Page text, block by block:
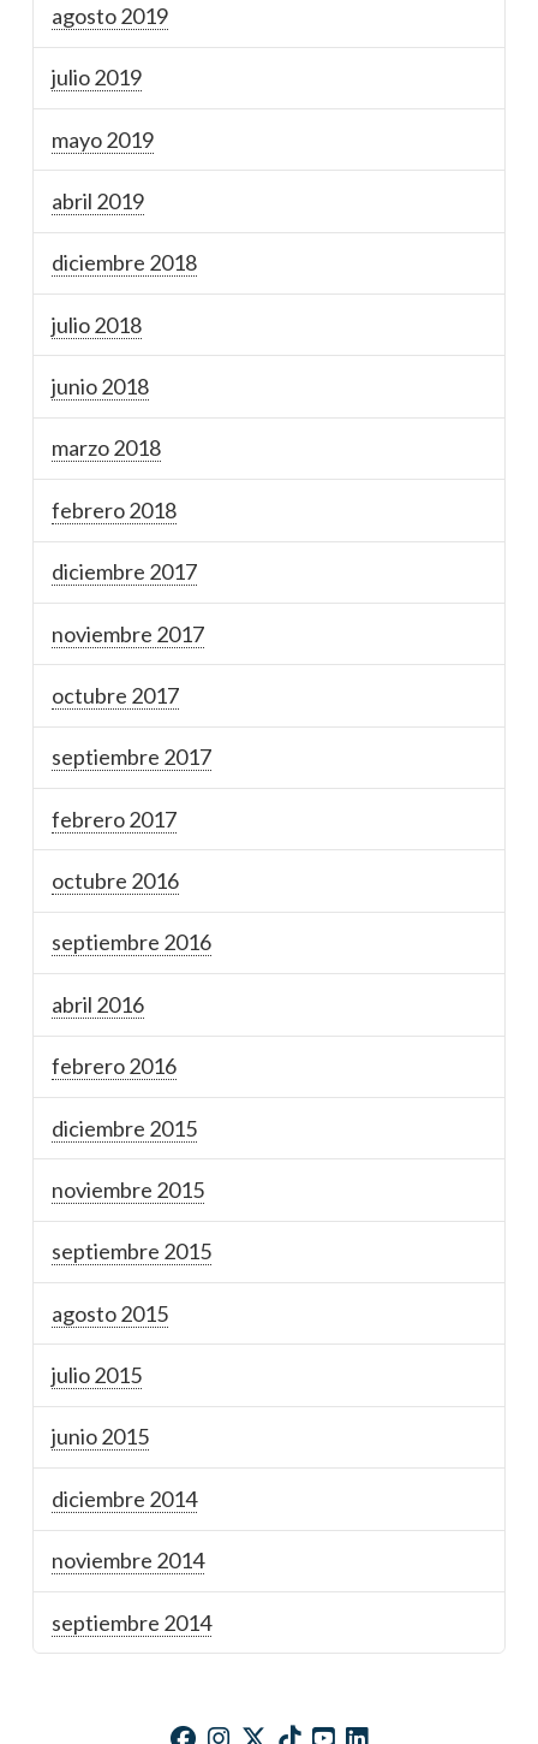
agosto 2019
julio 2019
mayo 2019
abril 2019
diciembre 2018
julio 2018
junio 2018
marzo 2018
febrero 2018
diciembre 2017
noviembre 2017
octubre 2017
septiembre 2017
febrero 2017
octubre 2016
septiembre 2016
abril 2016
febrero 2016
diciembre 2015
noviembre 2015
septiembre 2015
agosto 2015
julio 2015
junio 2015
diciembre 2014
noviembre 2014
septiembre 2014